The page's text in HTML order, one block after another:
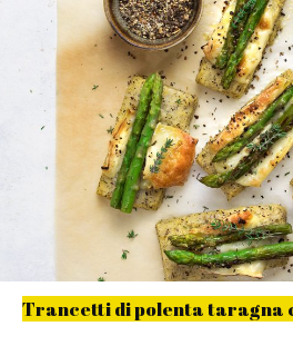
Trancetti di polenta taragna